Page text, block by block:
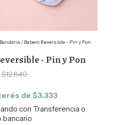
Bandana / Babero Reversible - Pin y Pon
- Pin y Pon
$12.840
de $3.333
con Transferencia o